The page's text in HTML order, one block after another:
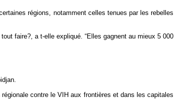
régions, notamment celles tenues par les rebelles
faire?, a t-elle expliqué. “Elles gagnent au mieux 5 000
contre le VIH aux frontières et dans les capitales